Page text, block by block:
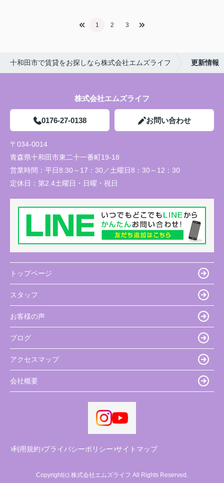
1 2 3
十和田市で賃貸をお探しなら株式会社エムズライフ 更新情報
株式会社エムズライフ
0176-27-0138 お問い合わせ
〒034-0014
青森県十和田市東二十一番町19-18
営業時間： 平日8:30～17：30／土曜日8：30～12：30
定休日： 第2.4土曜日・日曜・祝日
トップページ
スタッフ
お客様の声
ブログ
アクセスマップ
会社概要
利用規約 プライバシーポリシー サイトマップ
Copyright(c) 株式会社エムズライフ All Rights Reserved.